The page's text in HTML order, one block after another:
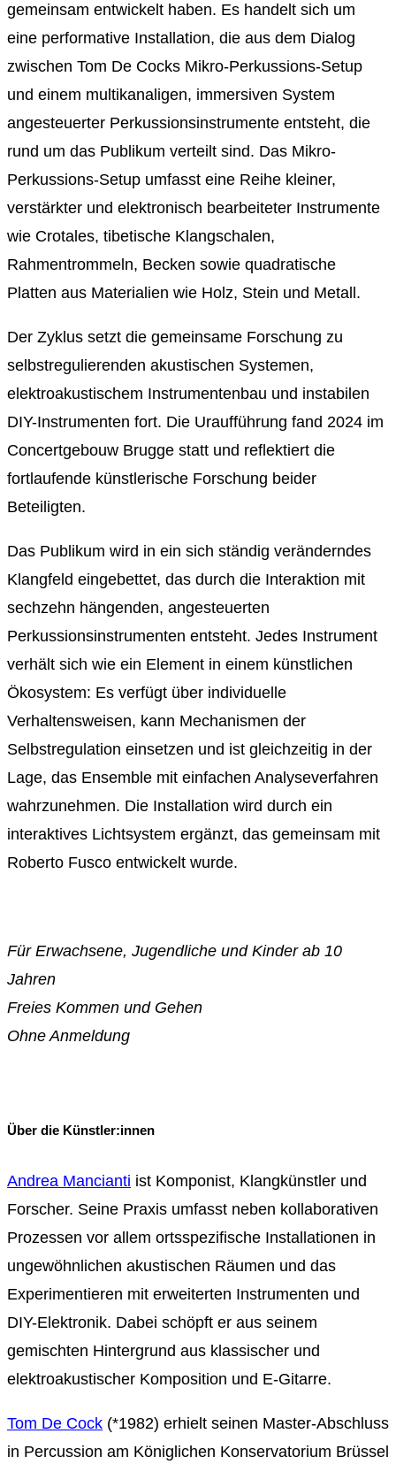
gemeinsam entwickelt haben. Es handelt sich um
eine performative Installation, die aus dem Dialog
zwischen Tom De Cocks Mikro-Perkussions-Setup
und einem multikanaligen, immersiven System
angesteuerter Perkussionsinstrumente entsteht, die
rund um das Publikum verteilt sind. Das Mikro-
Perkussions-Setup umfasst eine Reihe kleiner,
verstärkter und elektronisch bearbeiteter Instrumente
wie Crotales, tibetische Klangschalen,
Rahmentrommeln, Becken sowie quadratische
Platten aus Materialien wie Holz, Stein und Metall.
Der Zyklus setzt die gemeinsame Forschung zu
selbstregulierenden akustischen Systemen,
elektroakustischem Instrumentenbau und instabilen
DIY-Instrumenten fort. Die Uraufführung fand 2024 im
Concertgebouw Brugge statt und reflektiert die
fortlaufende künstlerische Forschung beider
Beteiligten.
Das Publikum wird in ein sich ständig veränderndes
Klangfeld eingebettet, das durch die Interaktion mit
sechzehn hängenden, angesteuerten
Perkussionsinstrumenten entsteht. Jedes Instrument
verhält sich wie ein Element in einem künstlichen
Ökosystem: Es verfügt über individuelle
Verhaltensweisen, kann Mechanismen der
Selbstregulation einsetzen und ist gleichzeitig in der
Lage, das Ensemble mit einfachen Analyseverfahren
wahrzunehmen. Die Installation wird durch ein
interaktives Lichtsystem ergänzt, das gemeinsam mit
Roberto Fusco entwickelt wurde.
Für Erwachsene, Jugendliche und Kinder ab 10
Jahren
Freies Kommen und Gehen
Ohne Anmeldung
Über die Künstler:innen
Andrea Mancianti ist Komponist, Klangkünstler und
Forscher. Seine Praxis umfasst neben kollaborativen
Prozessen vor allem ortsspezifische Installationen in
ungewöhnlichen akustischen Räumen und das
Experimentieren mit erweiterten Instrumenten und
DIY-Elektronik. Dabei schöpft er aus seinem
gemischten Hintergrund aus klassischer und
elektroakustischer Komposition und E-Gitarre.
Tom De Cock (*1982) erhielt seinen Master-Abschluss
in Percussion am Königlichen Konservatorium Brüssel